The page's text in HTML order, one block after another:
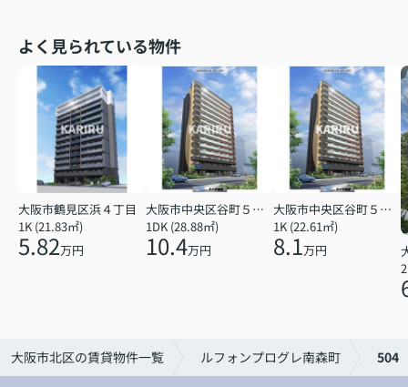
よく見られている物件
大阪市鶴見区浜４丁目
1K (21.83㎡)
5.82万円
大阪市中央区谷町５丁目
1DK (28.88㎡)
10.4万円
大阪市中央区谷町５丁目
1K (22.61㎡)
8.1万円
大阪市北区の賃貸物件一覧 ルフォンプログレ南森町 504